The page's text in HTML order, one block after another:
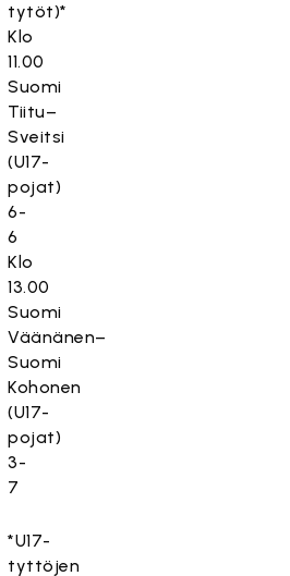
tytöt)*
Klo
11.00
Suomi
Tiitu–
Sveitsi
(U17-
pojat)
6-
6
Klo
13.00
Suomi
Väänänen–
Suomi
Kohonen
(U17-
pojat)
3-
7
*U17-
tyttöjen